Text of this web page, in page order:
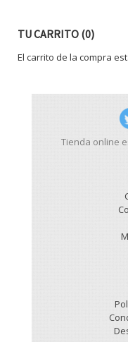
TU CARRITO (0)
El carrito de la compra
Tienda online